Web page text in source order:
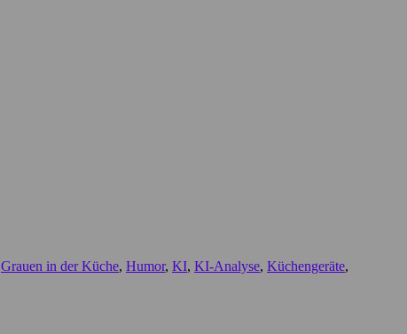
Grauen in der Küche, Humor, KI, KI-Analyse, Küchengeräte,